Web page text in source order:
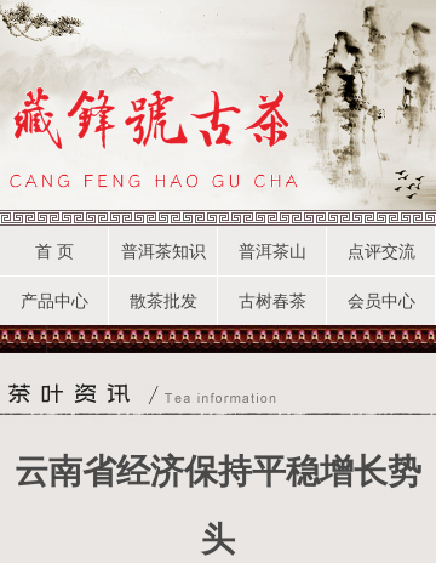
首 页 普洱茶知识 普洱茶山 点评交流
产品中心 散茶批发 古树春茶 会员中心
云南省经济保持平稳增长势
头